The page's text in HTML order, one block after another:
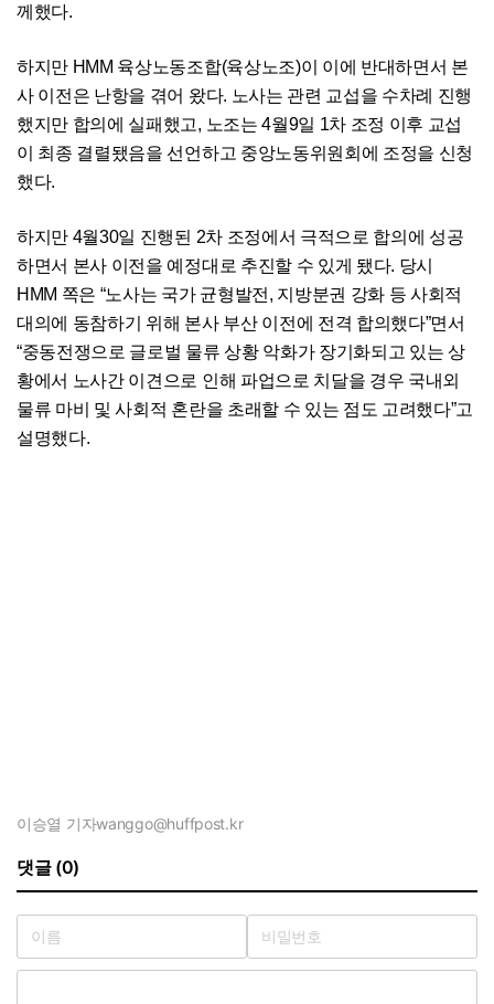
께했다.
하지만 HMM 육상노동조합(육상노조)이 이에 반대하면서 본
사 이전은 난항을 겪어 왔다. 노사는 관련 교섭을 수차례 진행
했지만 합의에 실패했고, 노조는 4월9일 1차 조정 이후 교섭
이 최종 결렬됐음을 선언하고 중앙노동위원회에 조정을 신청
했다.
하지만 4월30일 진행된 2차 조정에서 극적으로 합의에 성공
하면서 본사 이전을 예정대로 추진할 수 있게 됐다. 당시
HMM 쪽은 “노사는 국가 균형발전, 지방분권 강화 등 사회적
대의에 동참하기 위해 본사 부산 이전에 전격 합의했다”면서
“중동전쟁으로 글로벌 물류 상황 악화가 장기화되고 있는 상
황에서 노사간 이견으로 인해 파업으로 치달을 경우 국내외
물류 마비 및 사회적 혼란을 초래할 수 있는 점도 고려했다”고
설명했다.
이승열 기자wanggo@huffpost.kr
댓글 (0)